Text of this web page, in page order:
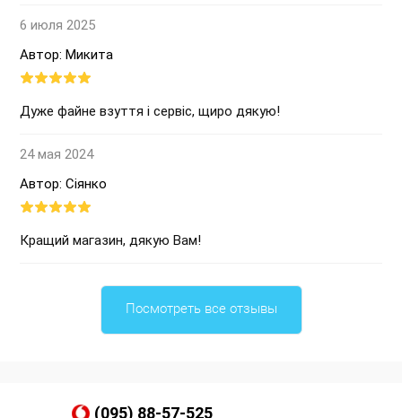
6 июля 2025
Автор: Микита
Дуже файне взуття і сервіс, щиро дякую!
24 мая 2024
Автор: Сіянко
Кращий магазин, дякую Вам!
Посмотреть все отзывы
(095) 88-57-525